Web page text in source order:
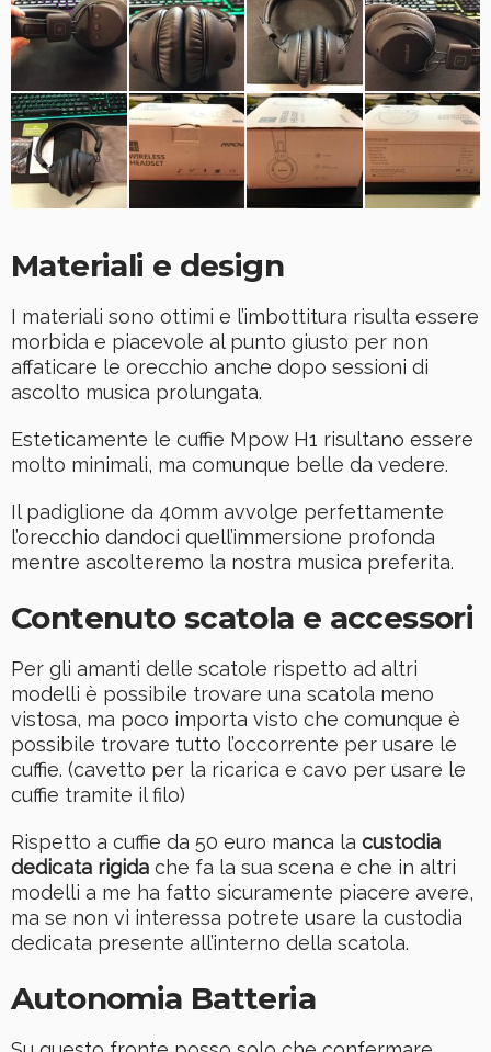
Materiali e design
I materiali sono ottimi e l’imbottitura risulta essere
morbida e piacevole al punto giusto per non
affaticare le orecchio anche dopo sessioni di
ascolto musica prolungata.
Esteticamente le cuffie Mpow H1 risultano essere
molto minimali, ma comunque belle da vedere.
Il padiglione da 40mm avvolge perfettamente
l’orecchio dandoci quell’immersione profonda
mentre ascolteremo la nostra musica preferita.
Contenuto scatola e accessori
Per gli amanti delle scatole rispetto ad altri
modelli è possibile trovare una scatola meno
vistosa, ma poco importa visto che comunque è
possibile trovare tutto l’occorrente per usare le
cuffie. (cavetto per la ricarica e cavo per usare le
cuffie tramite il filo)
Rispetto a cuffie da 50 euro manca la custodia
dedicata rigida che fa la sua scena e che in altri
modelli a me ha fatto sicuramente piacere avere,
ma se non vi interessa potrete usare la custodia
dedicata presente all’interno della scatola.
Autonomia Batteria